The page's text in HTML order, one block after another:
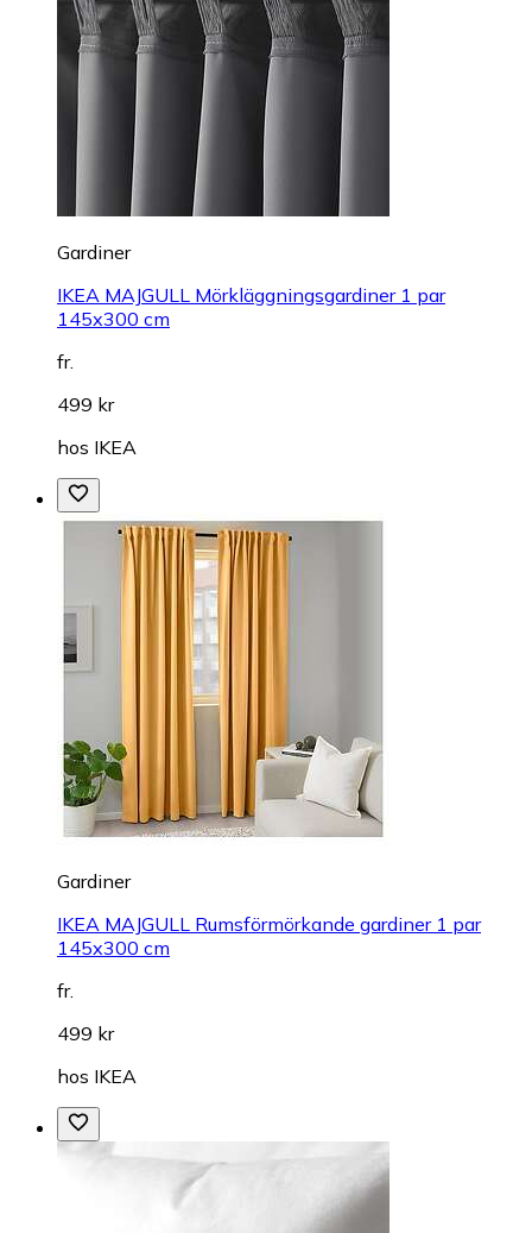
Gardiner
IKEA MAJGULL Mörkläggningsgardiner 1 par
145x300 cm
fr.
499 kr
hos IKEA
Gardiner
IKEA MAJGULL Rumsförmörkande gardiner 1 par
145x300 cm
fr.
499 kr
hos IKEA